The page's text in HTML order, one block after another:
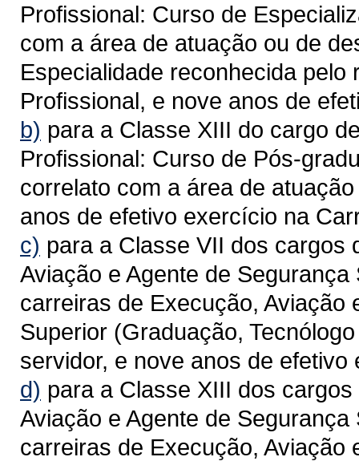
Profissional: Curso de
com a área de atuação ou de
Especialidade reconhecida
Profissional, e nove anos de
b) para a Classe XIII do cargo
Profissional: Curso de Pós-
correlato com a área de
anos de efetivo exercício na
c) para a Classe VII dos cargos
Aviação e Agente de
carreiras de Execução, Aviação
Superior (Graduação,
servidor, e nove anos de
d) para a Classe XIII dos
Aviação e Agente de
carreiras de Execução,